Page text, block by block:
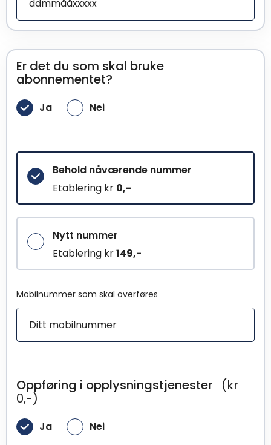
Er det du som skal bruke
abonnementet?
Ja Nei
Behold nåværende nummer
Etablering kr 0,-
Nytt nummer
Etablering kr149,-
Mobilnummer som skal overføres
Oppføring i opplysningstjenester (kr
0,-)
Ja Nei